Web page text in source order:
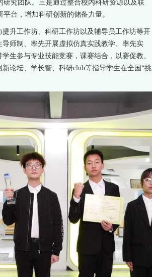
究团队。三是通过整合校内科研资源以及联
台，增加科研创新的储备力量。
提升工作坊、科研工作坊以及辅导员工作坊等开
师制、率先开展虚拟仿真实践教学、率先实
生参与专业技能竞赛，课赛结合，以赛促教、
论坛、学长智、科研club等指导学生在全国“挑